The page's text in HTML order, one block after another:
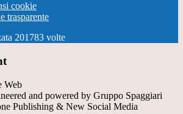
cookie
trasparente
201783 volte
and powered by Gruppo Spaggiari
Publishing & New Social Media